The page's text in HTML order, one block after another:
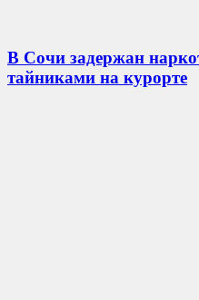
В Сочи задержан
тайниками на курорте